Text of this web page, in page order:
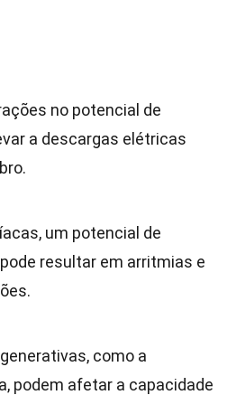
no potencial de
a descargas elétricas
um potencial de
resultar em arritmias e
como a
podem afetar a capacidade